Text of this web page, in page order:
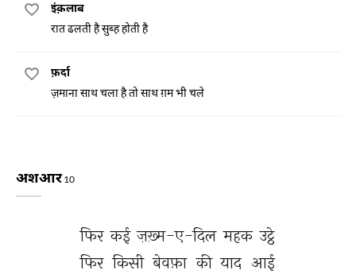
इंक़लाब
रात ढलती है सुब्ह होती है
फ़र्दा
ज़माना साथ चला है तो साथ ग़म भी चले
अशआर10
फिर कई ज़ख़्म-ए-दिल महक उट्ठे
फिर किसी बेवफ़ा की याद आई